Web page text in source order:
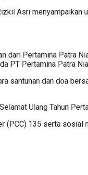
Asri
dari Pertamina Patra
PT Pertamina Patra
santunan dan doa
Ulang Tahun
135 serta sosial